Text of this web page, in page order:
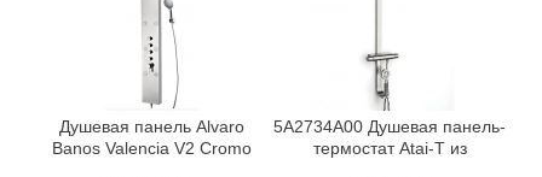
Душевая панель Alvaro
Banos Valencia V2 Cromo
5A2734A00 Душевая панель-
термостат Atai-T из